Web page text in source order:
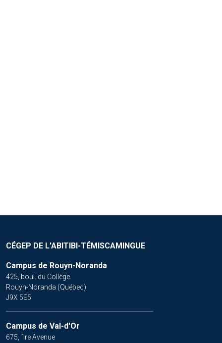
CÉGEP DE L'ABITIBI-TÉMISCAMINGUE
Campus de Rouyn-Noranda
425, boul. du Collège
Rouyn-Noranda (Québec)
J9X 5E5
Campus de Val-d'Or
675, 1re Avenue